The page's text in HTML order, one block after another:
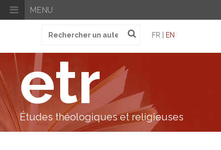
MENU
pour
FR | EN
etr
Études théologiques et religieuses